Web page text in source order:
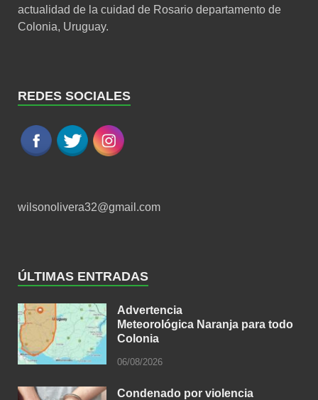
actualidad de la cuidad de Rosario departamento de
Colonia, Uruguay.
REDES SOCIALES
wilsonolivera32@gmail.com
ÚLTIMAS ENTRADAS
Advertencia
Meteorológica Naranja para todo
Colonia
06/08/2026
Condenado por violencia